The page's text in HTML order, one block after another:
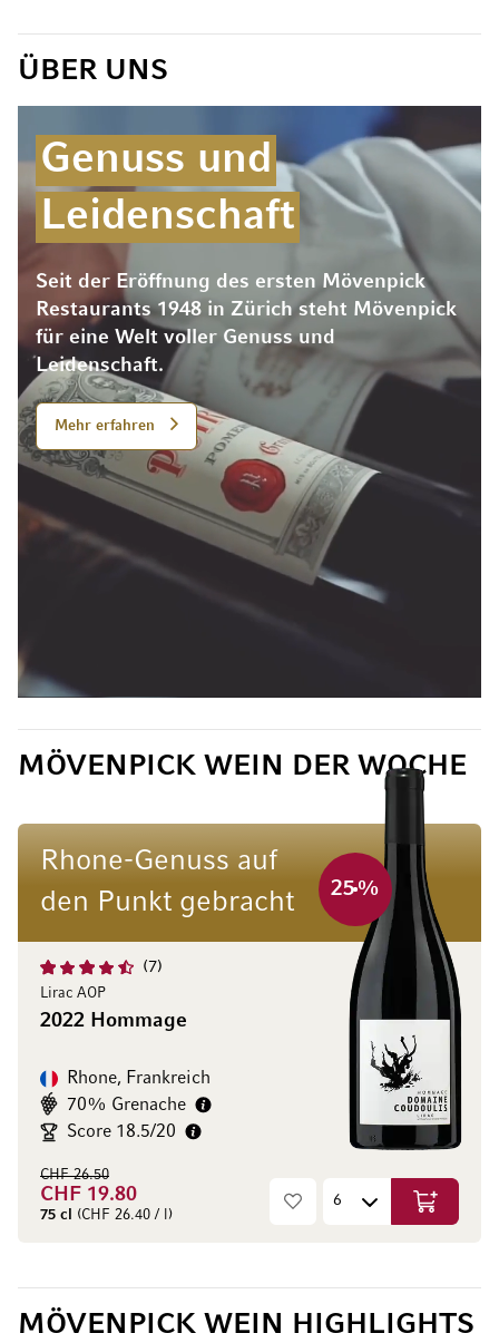
ÜBER UNS
Genuss und
Leidenschaft
Seit der Eröffnung des ersten Mövenpick
Restaurants 1948 in Zürich steht Mövenpick
für eine Welt voller Genuss und
Leidenschaft.
Mehr erfahren
MÖVENPICK WEIN DER WOCHE
Rhone-Genuss auf
den Punkt gebracht
7
Lirac AOP
2022 Hommage
25%
Rhone, Frankreich
70% Grenache
Score 18.5/20
CHF 19.80
CHF 26.50
75 cl (CHF 26.40 / l) In den
MÖVENPICK WEIN HIGHLIGHTS